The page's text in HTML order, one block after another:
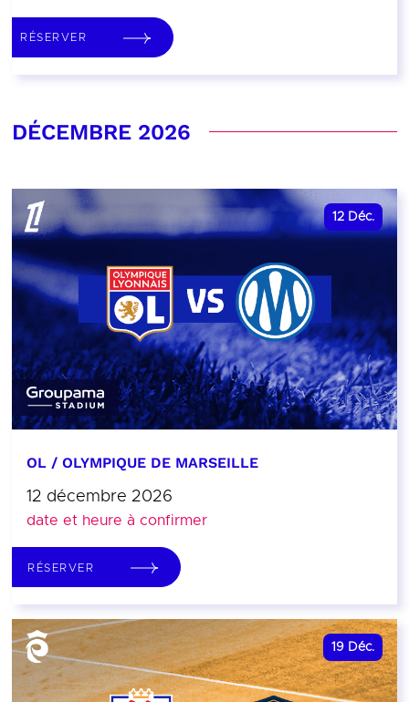
RÉSERVER
DÉCEMBRE 2026
12 Déc.
OL / OLYMPIQUE DE MARSEILLE
12 décembre 2026
date et heure à confirmer
RÉSERVER
19 Déc.